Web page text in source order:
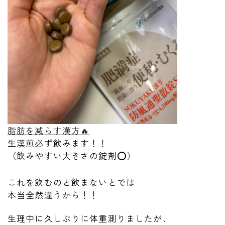
脂肪を減らす漢方🔥
生漢煎必ず飲みます！！
（飲みやすい大きさの錠剤⭕️）
これを飲むのと飲まないとでは
本当全然違うから！！
生理中に久しぶりに体重測りましたが、